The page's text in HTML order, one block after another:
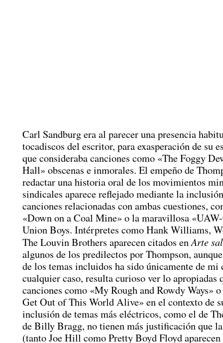
Carl Sandburg era al parecer una presencia
tocadiscos del escritor, para exasperación de su
que consideraba canciones como «The Foggy
Hall» obscenas e inmorales. El empeño de
redactar una historia oral de los movimientos
sindicales aparece reflejado mediante la
canciones relacionadas con ambas cuestiones,
«Down on a Coal Mine» o la maravillosa
Union Boys. Intérpretes como Hank Williams,
The Louvin Brothers aparecen citados enArte
algunos de los predilectos por Thompson,
de los temas incluidos ha sido únicamente de mi
cualquier caso, resulta curioso ver lo apropiadas
canciones como «My Rough and Rowdy Ways»
Get Out of This World Alive» en el contexto de
inclusión de temas más eléctricos, como el de
de Billy Bragg, no tienen más justificación que
(tanto Joe Hill como Pretty Boyd Floyd aparecen